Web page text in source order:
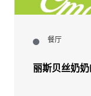
餐厅
丽斯贝丝奶